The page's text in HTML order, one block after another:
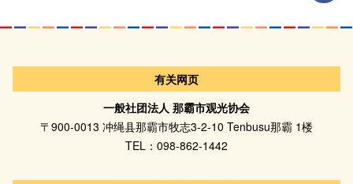
有关网页
一般社团法人 那霸市观光协会
〒900-0013 冲绳县那霸市牧志3-2-10 Tenbusu那霸 1楼
TEL：098-862-1442